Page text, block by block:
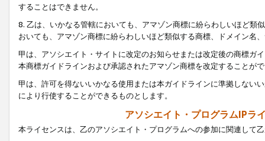
することはできません。
8. 乙は、いかなる管轄においても、アマゾン商標に紛らわしいほど類
おいても、アマゾン商標に紛らわしいほど類似する商標、ドメイン名
甲は、アソシエイト・サイトに改定のお知らせまたは改定後の商標ガ
本商標ガイドラインおよび承認されたアマゾン商標を改定することが
甲は、許可を得ないいかなる使用または本ガイドラインに準拠しない
により行使することができるものとします。
アソシエイト・プログラムIPラ
本ライセンスは、乙のアソシエイト・プログラムへの参加に関連して